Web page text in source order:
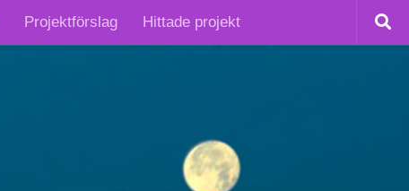
Projektförslag Hittade projekt